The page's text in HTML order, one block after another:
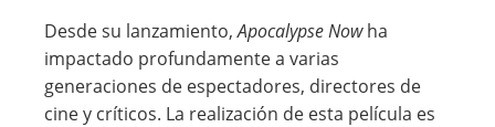
Desde su lanzamiento,Apocalypse Nowha
impactado profundamente a varias
generaciones de espectadores, directores de
cine y críticos. La realización de esta película es